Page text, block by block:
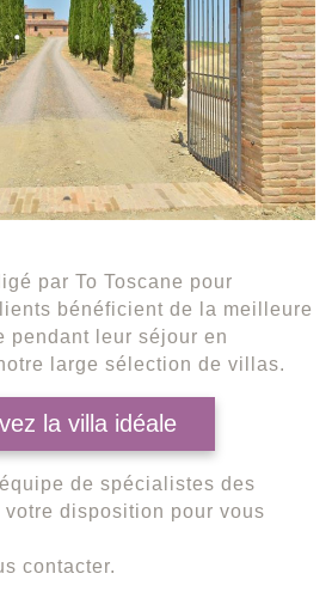
par To Toscane pour
bénéficient de la meilleure
pendant leur séjour en
large sélection de villas.
la villa idéale
de spécialistes des
disposition pour vous
contacter.